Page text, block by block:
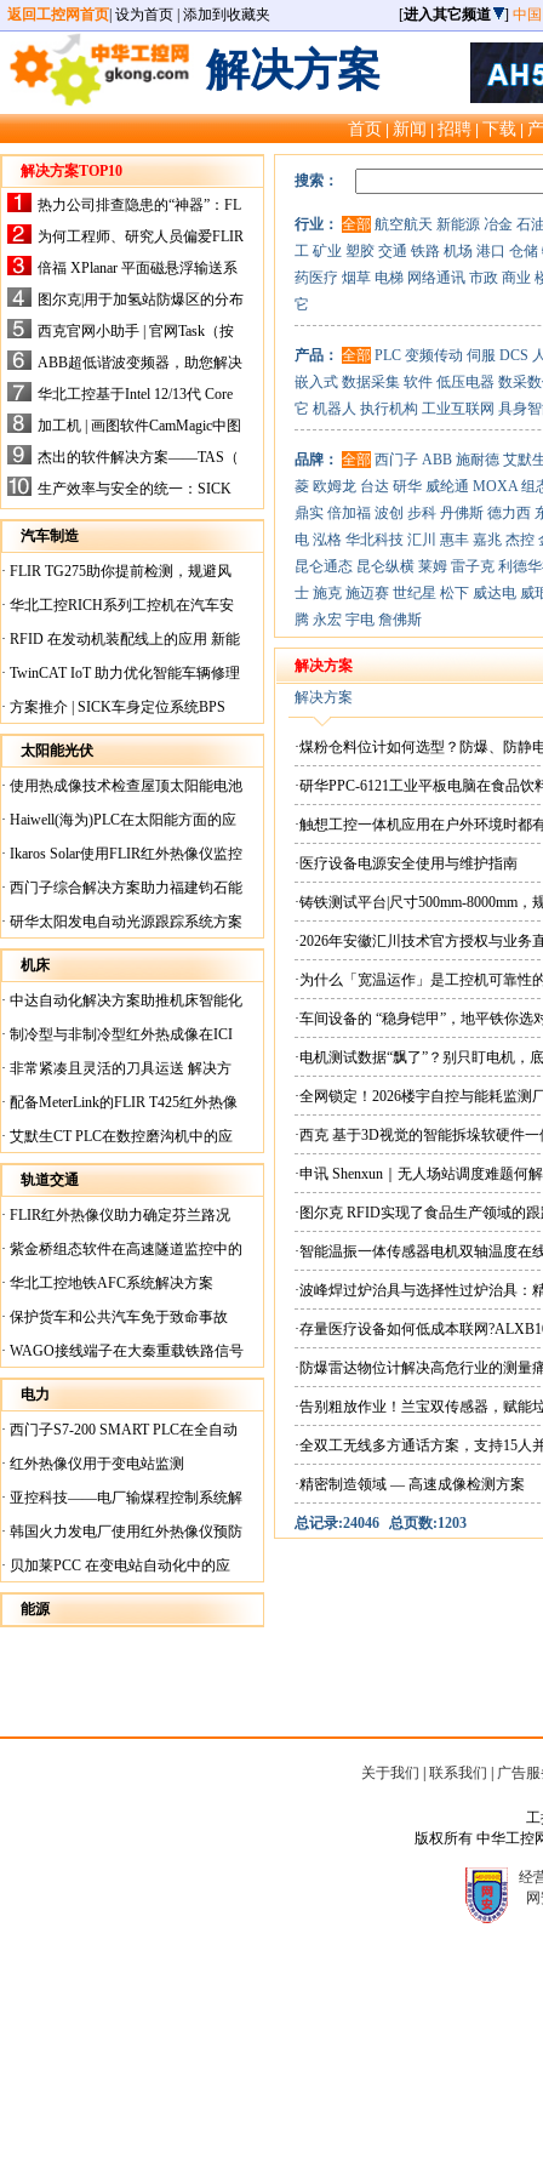
返回工控网首页 设为首页 添加到收藏夹 [进入其它频道 ] 中
解决方案
首页|新闻|招聘|下载|
解决方案TOP10
热力公司排查隐患的“神器”：FL
IR手持式热像仪，高效精准！
为何工程师、研究人员偏爱FLIR
X-HS系列热像仪？精准高效是
关键
倍福 XPlanar 平面磁悬浮输送系
统的创新应用
图尔克|用于加氢站防爆区的分布
式I/O解决方案
西克官网小助手 | 官网Task（按
任务选型）更新预告
ABB超低谐波变频器，助您解决
电气设备运行难题！
华北工控基于Intel 12/13代 Core
的ATX-6159嵌入式主板，推进
机器人市场
加工机 | 画图软件CamMagic中图
层整合的问题
杰出的软件解决方案——TAS（
Turck Automation Suite）
生产效率与安全的统一：SICK
关于机器人技术传感器解决方案
的采访
汽车制造
· FLIR TG275助你提前检测，规避风
险！
· 华北工控RICH系列工控机在汽车安
全检测行业中的应用
· RFID 在发动机装配线上的应用 新能
源汽车爆炸频发？
· TwinCAT IoT 助力优化智能车辆修理
· 方案推介 | SICK车身定位系统BPS
太阳能光伏
· 使用热成像技术检查屋顶太阳能电池
板
· Haiwell(海为)PLC在太阳能方面的应
用
· Ikaros Solar使用FLIR红外热像仪监控
已装太阳能电池板
· 西门子综合解决方案助力福建钧石能
源飞速发展
· 研华太阳发电自动光源跟踪系统方案
机床
· 中达自动化解决方案助推机床智能化
升级
· 制冷型与非制冷型红外热成像在ICI
工厂内完美配合
· 非常紧凑且灵活的刀具运送 解决方
案
· 配备MeterLink的FLIR T425红外热像
仪帮助Medite Europe Ltd加快红外检测
工作速度
· 艾默生CT PLC在数控磨沟机中的应
用
轨道交通
· FLIR红外热像仪助力确定芬兰路况
· 紫金桥组态软件在高速隧道监控中的
应用
· 华北工控地铁AFC系统解决方案
· 保护货车和公共汽车免于致命事故
· WAGO接线端子在大秦重载铁路信号
楼设备中的应用
电力
· 西门子S7-200 SMART PLC在全自动
蓄电池短路内阻检测机上的应用
· 红外热像仪用于变电站监测
· 亚控科技——电厂输煤程控制系统解
决方案
· 韩国火力发电厂使用红外热像仪预防
火灾
· 贝加莱PCC 在变电站自动化中的应
用
能源
搜索：
行业： 全部 航空航天 新能源 冶金 石
工 矿业 塑胶 交通 铁路 机场 港口 仓储
药医疗 烟草 电梯 网络通讯 市政 商业
它
产品： 全部 PLC 变频传动 伺服 DCS
嵌入式 数据采集 软件 低压电器 数采
它 机器人 执行机构 工业互联网 具身
品牌： 全部 西门子 ABB 施耐德 艾默
菱 欧姆龙 台达 研华 威纶通 MOXA 组
鼎实 倍加福 波创 步科 丹佛斯 德力西
电 泓格 华北科技 汇川 惠丰 嘉兆 杰控
昆仑通态 昆仑纵横 莱姆 雷子克 利德
士 施克 施迈赛 世纪星 松下 威达电 威
腾 永宏 宇电 詹佛斯
解决方案
解决方案
·煤粉仓料位计如何选型？防爆、防静
·研华PPC-6121工业平板电脑在食品
·触想工控一体机应用在户外环境时都
·医疗设备电源安全使用与维护指南
·铸铁测试平台|尺寸500mm-8000mm，
·2026年安徽汇川技术官方授权与业务
现货直供平台
·为什么「宽温运作」是工控机可靠性
·车间设备的 “稳身铠甲”，地平铁你选
·电机测试数据“飘了”？别只盯电机，
·全网锁定！2026楼宇自控与能耗监
·西克 基于3D视觉的智能拆垛软硬件
·申讯 Shenxun｜无人场站调度难题何
·图尔克 RFID实现了食品生产领域的
·智能温振一体传感器电机双轴温度在
·波峰焊过炉治具与选择性过炉治具：
·存量医疗设备如何低成本联网
·防爆雷达物位计解决高危行业的测量
·告别粗放作业！兰宝双传感器，赋能
·全双工无线多方通话方案，支持15人
·精密制造领域 — 高速成像检测方案
总记录:24046 总页数:1203
关于我们 联系我们 广告
工
版权所有 中华工控
经